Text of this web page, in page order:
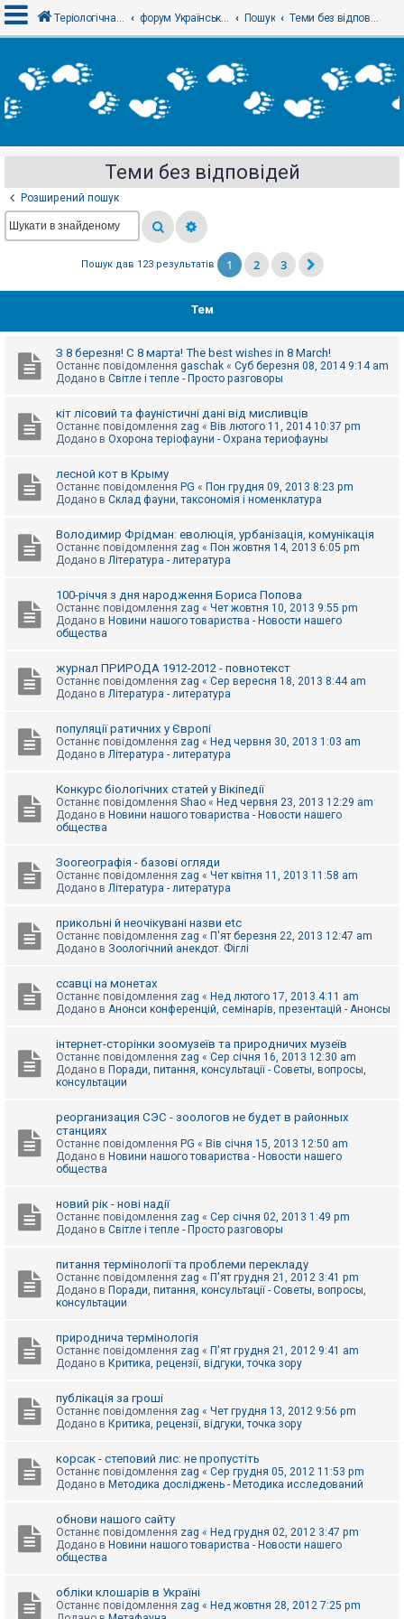
х
і
е
с
т
р
я
е
и
з
е
и
е
ш
к
м
г
Теріологічна школа форум Українського теріологічного товариства Пошук Теми без відповідей
Теми без відповідей
Розширений пошук
Пошук дав 123 результатів 1 2 3
Тем
З 8 березня! С 8 марта! The best wishes in 8 March!
Останнє повідомлення gaschak « Суб березня 08, 2014 9:14 am
Додано в Світле і тепле - Просто разговоры
кіт лісовий та фауністичні дані від мисливців
Останнє повідомлення zag « Вів лютого 11, 2014 10:37 pm
Додано в Охорона теріофауни - Охрана териофауны
лесной кот в Крыму
Останнє повідомлення PG « Пон грудня 09, 2013 8:23 pm
Додано в Склад фауни, таксономія і номенклатура
Володимир Фрідман: еволюція, урбанізація, комунікація
Останнє повідомлення zag « Пон жовтня 14, 2013 6:05 pm
Додано в Література - литература
100-річчя з дня народження Бориса Попова
Останнє повідомлення zag « Чет жовтня 10, 2013 9:55 pm
Додано в Новини нашого товариства - Новости нашего
общества
журнал ПРИРОДА 1912-2012 - повнотекст
Останнє повідомлення zag « Сер вересня 18, 2013 8:44 am
Додано в Література - литература
популяції ратичних у Європі
Останнє повідомлення zag « Нед червня 30, 2013 1:03 am
Додано в Література - литература
Конкурс біологічних статей у Вікіпедії
Останнє повідомлення Shao « Нед червня 23, 2013 12:29 am
Додано в Новини нашого товариства - Новости нашего
общества
Зоогеографія - базові огляди
Останнє повідомлення zag « Чет квітня 11, 2013 11:58 am
Додано в Література - литература
прикольні й неочікувані назви etc
Останнє повідомлення zag « П'ят березня 22, 2013 12:47 am
Додано в Зоологічний анекдот. Фіглі
ссавці на монетах
Останнє повідомлення zag « Нед лютого 17, 2013 4:11 am
Додано в Анонси конференцій, семінарів, презентацій - Анонсы
інтернет-сторінки зоомузеїв та природничих музеїв
Останнє повідомлення zag « Сер січня 16, 2013 12:30 am
Додано в Поради, питання, консультації - Советы, вопросы,
консультации
реорганизация СЭС - зоологов не будет в районных
станциях
Останнє повідомлення PG « Вів січня 15, 2013 12:50 am
Додано в Новини нашого товариства - Новости нашего
общества
новий рік - нові надії
Останнє повідомлення zag « Сер січня 02, 2013 1:49 pm
Додано в Світле і тепле - Просто разговоры
питання термінології та проблеми перекладу
Останнє повідомлення zag « П'ят грудня 21, 2012 3:41 pm
Додано в Поради, питання, консультації - Советы, вопросы,
консультации
природнича термінологія
Останнє повідомлення zag « П'ят грудня 21, 2012 9:41 am
Додано в Критика, рецензії, відгуки, точка зору
публікація за гроші
Останнє повідомлення zag « Чет грудня 13, 2012 9:56 pm
Додано в Критика, рецензії, відгуки, точка зору
корсак - степовий лис: не пропустіть
Останнє повідомлення zag « Сер грудня 05, 2012 11:53 pm
Додано в Методика досліджень - Методика исследований
обнови нашого сайту
Останнє повідомлення zag « Нед грудня 02, 2012 3:47 pm
Додано в Новини нашого товариства - Новости нашего
общества
обліки клошарів в Україні
Останнє повідомлення zag « Нед жовтня 28, 2012 7:25 pm